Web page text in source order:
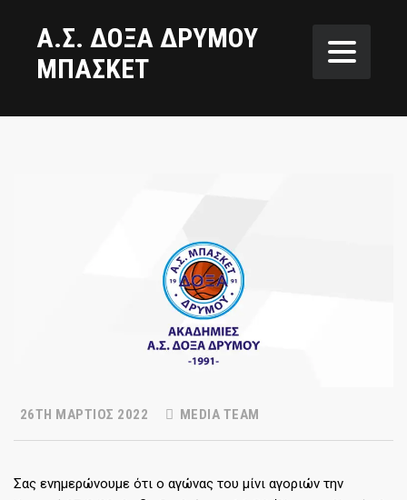
Α.Σ. ΔΟΞΑ ΔΡΥΜΟΥ
ΜΠΑΣΚΕΤ
26TH ΜΆΡΤΙΟΣ 2022 MEDIA TEAM
Σας ενημερώνουμε ότι ο αγώνας του μίνι αγοριών την